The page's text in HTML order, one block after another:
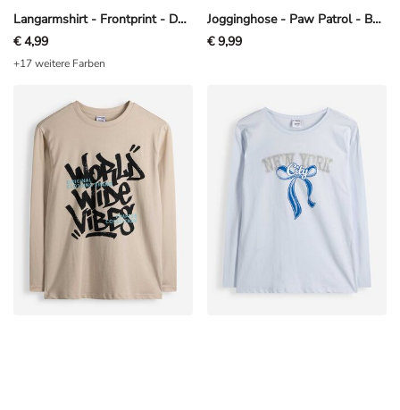
Langarmshirt - Frontprint - Dunkelblau
€ 4,99
+17 weitere Farben
Jogginghose - Paw Patrol - Beige
€ 9,99